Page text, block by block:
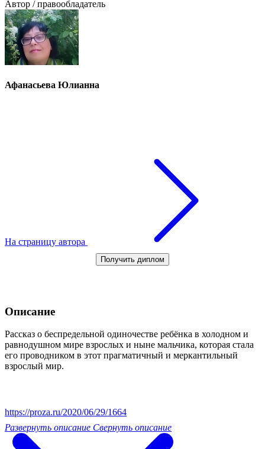
Автор / правообладатель
Афанасьева Юлианна
На страницу автора
Получить диплом
Описание
Рассказ о беспредельной одиночестве ребёнка в холодном и
равнодушном мире взрослых и ныне мальчика, которая стала
его проводником в этот прагматичный и меркантильный
взрослый мир.
https://proza.ru/2020/06/29/1664
Развернуть описание Свернуть описание